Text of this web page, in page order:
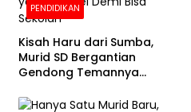
PENDIDIKAN
Kisah Haru dari Sumba,
Murid SD Bergantian
Gendong Temannya
Sekolah